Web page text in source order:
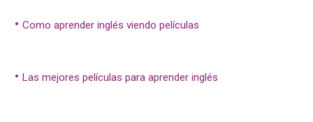
Como aprender inglés viendo películas
Las mejores películas para aprender inglés